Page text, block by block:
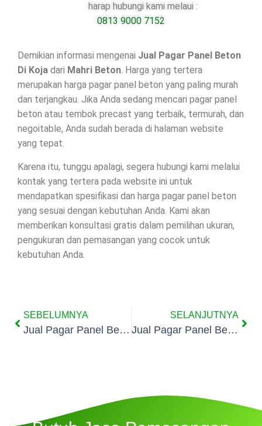
harap hubungi kami melaui :
0813 9000 7152
Demikian informasi mengenai Jual Pagar Panel Beton
Di Koja dari Mahri Beton. Harga yang tertera
merupakan harga pagar panel beton yang paling murah
dan terjangkau. Jika Anda sedang mencari pagar panel
beton atau tembok precast yang terbaik, termurah, dan
negoitable, Anda sudah berada di halaman website
yang tepat.
Karena itu, tunggu apalagi, segera hubungi kami melalui
kontak yang tertera pada website ini untuk
mendapatkan spesifikasi dan harga pagar panel beton
yang sesuai dengan kebutuhan Anda. Kami akan
memberikan konsultasi gratis dalam pemilihan ukuran,
pengukuran dan pemasangan yang cocok untuk
kebutuhan Anda.
SEBELUMNYA
Jual Pagar Panel Beton Di Pegangsaan Dua
SELANJUTNYA
Jual Pagar Panel Beton Di Rawa Badak Selatan